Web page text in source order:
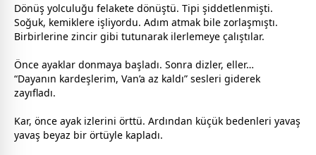
Dönüş yolculuğu felakete dönüştü. Tipi şiddetlenmişti.
Soğuk, kemiklere işliyordu. Adım atmak bile zorlaşmıştı.
Birbirlerine zincir gibi tutunarak ilerlemeye çalıştılar.
Önce ayaklar donmaya başladı. Sonra dizler, eller…
“Dayanın kardeşlerim, Van’a az kaldı” sesleri giderek
zayıfladı.
Kar, önce ayak izlerini örttü. Ardından küçük bedenleri yavaş
yavaş beyaz bir örtüyle kapladı.